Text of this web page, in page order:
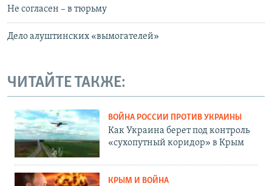
Не согласен – в тюрьму
Дело алуштинских «вымогателей»
ЧИТАЙТЕ ТАКЖЕ:
ВОЙНА РОССИИ ПРОТИВ УКРАИНЫ
Как Украина берет под контроль
«сухопутный коридор» в Крым
КРЫМ И ВОЙНА